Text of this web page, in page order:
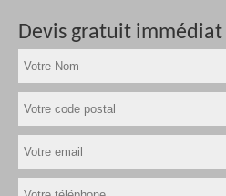
Devis gratuit immédiat